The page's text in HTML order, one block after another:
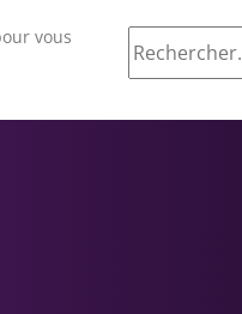
vous
Rechercher :